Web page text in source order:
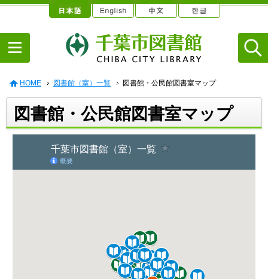
HOME 図書館（室）一覧 図書館・公民館図書室マップ
図書館・公民館図書室マップ